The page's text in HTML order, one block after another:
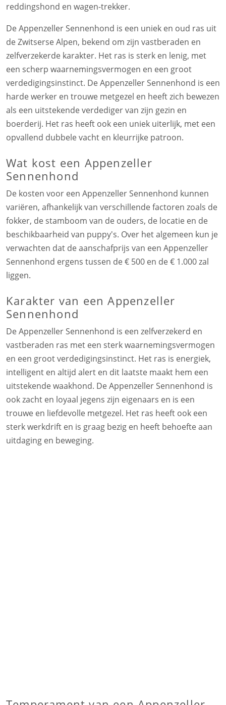
reddingshond en wagen-trekker.
De Appenzeller Sennenhond is een uniek en oud ras uit
de Zwitserse Alpen, bekend om zijn vastberaden en
zelfverzekerde karakter. Het ras is sterk en lenig, met
een scherp waarnemingsvermogen en een groot
verdedigingsinstinct. De Appenzeller Sennenhond is een
harde werker en trouwe metgezel en heeft zich bewezen
als een uitstekende verdediger van zijn gezin en
boerderij. Het ras heeft ook een uniek uiterlijk, met een
opvallend dubbele vacht en kleurrijke patroon.
Wat kost een Appenzeller
Sennenhond
De kosten voor een Appenzeller Sennenhond kunnen
variëren, afhankelijk van verschillende factoren zoals de
fokker, de stamboom van de ouders, de locatie en de
beschikbaarheid van puppy's. Over het algemeen kun je
verwachten dat de aanschafprijs van een Appenzeller
Sennenhond ergens tussen de € 500 en de € 1.000 zal
liggen.
Karakter van een Appenzeller
Sennenhond
De Appenzeller Sennenhond is een zelfverzekerd en
vastberaden ras met een sterk waarnemingsvermogen
en een groot verdedigingsinstinct. Het ras is energiek,
intelligent en altijd alert en dit laatste maakt hem een
uitstekende waakhond. De Appenzeller Sennenhond is
ook zacht en loyaal jegens zijn eigenaars en is een
trouwe en liefdevolle metgezel. Het ras heeft ook een
sterk werkdrift en is graag bezig en heeft behoefte aan
uitdaging en beweging.